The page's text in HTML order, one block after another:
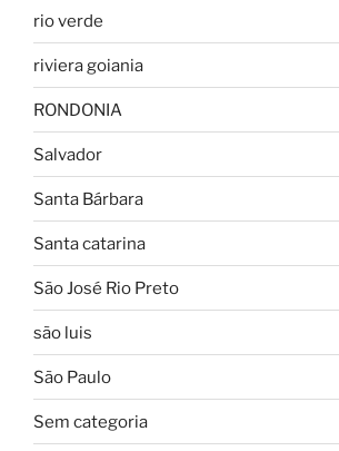
rio verde
riviera goiania
RONDONIA
Salvador
Santa Bárbara
Santa catarina
São José Rio Preto
são luis
São Paulo
Sem categoria